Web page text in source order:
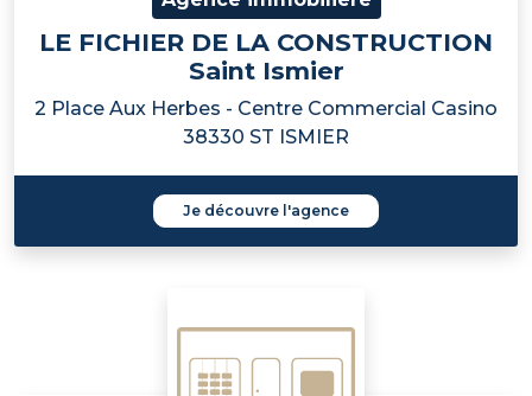
LE FICHIER DE LA CONSTRUCTION
Saint Ismier
2 Place Aux Herbes - Centre Commercial Casino
38330 ST ISMIER
Je découvre l'agence